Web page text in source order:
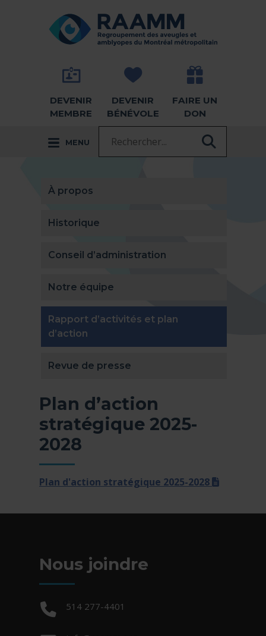
RETOUR À LA PAGE D'ACCUEIL -
DEVENIR
MEMBRE
DEVENIR
BÉNÉVOLE
FAIRE UN
DON
MENU
À propos
Historique
Conseil d’administration
Notre équipe
Rapport d’activités et plan
d’action
Revue de presse
Plan d’action
stratégique 2025-
2028
Plan d'action stratégique 2025-2028 (docx)
Nous joindre
Téléphone :
514 277-4401